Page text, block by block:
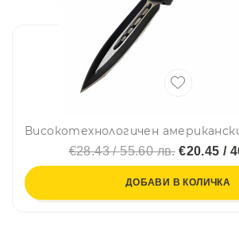
€28.43 / 55.60 лв.€20.45 /
ДОБАВИ В КОЛИЧКА